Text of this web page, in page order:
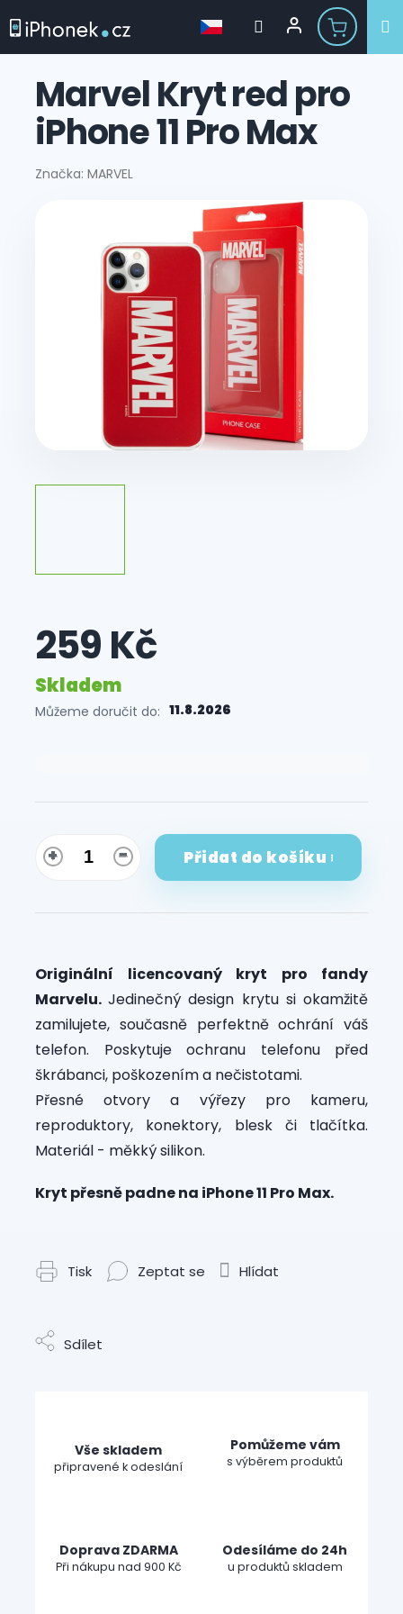
Marvel Kryt red pro
iPhone 11 Pro Max
Značka: MARVEL
259 Kč
Skladem
Můžeme doručit do: 11.8.2026
Přidat do košíku
Originální licencovaný kryt pro fandy
Marvelu.Jedinečný design krytu si okamžitě
zamilujete, současně perfektně ochrání váš
telefon. Poskytuje ochranu telefonu před
škrábanci, poškozením a nečistotami.
Přesné otvory a výřezy pro kameru,
reproduktory, konektory, blesk či tlačítka.
Materiál - měkký silikon.
Kryt přesně padne na iPhone 11 Pro Max.
Tisk Zeptat se Hlídat
Sdílet
Vše skladem
připravené k odeslání
Pomůžeme vám
s výběrem produktů
Doprava ZDARMA
Při nákupu nad 900 Kč
Odesíláme do 24h
u produktů skladem